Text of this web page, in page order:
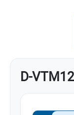
D-